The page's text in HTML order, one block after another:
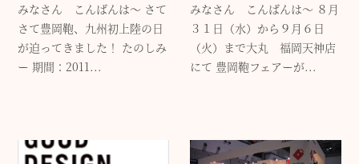
みなさん こんばんは～ さて
さて豊岡鞄、九州初上陸の日
が迫ってきました！ たのしみ
ー 期間：2011...
みなさん こんばんは～ ８月
３１日（水）から９月６日
（火）まで大丸 福岡天神店
にて 豊岡鞄フェアーが...